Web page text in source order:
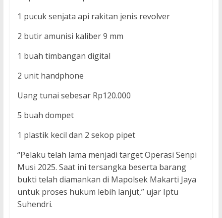
1 pucuk senjata api rakitan jenis revolver
2 butir amunisi kaliber 9 mm
1 buah timbangan digital
2 unit handphone
Uang tunai sebesar Rp120.000
5 buah dompet
1 plastik kecil dan 2 sekop pipet
“Pelaku telah lama menjadi target Operasi Senpi
Musi 2025. Saat ini tersangka beserta barang
bukti telah diamankan di Mapolsek Makarti Jaya
untuk proses hukum lebih lanjut,” ujar Iptu
Suhendri.